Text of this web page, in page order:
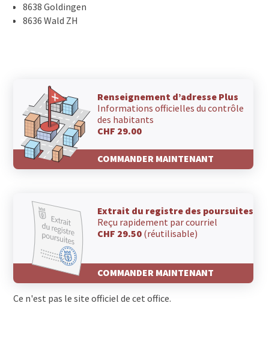
8638 Goldingen
8636 Wald ZH
Renseignement d’adresse Plus
Informations officielles du contrôle
des habitants
CHF 29.00
COMMANDER MAINTENANT
Extrait du registre des poursuites
Reçu rapidement par courriel
CHF 29.50 (réutilisable)
COMMANDER MAINTENANT
Ce n'est pas le site officiel de cet office.